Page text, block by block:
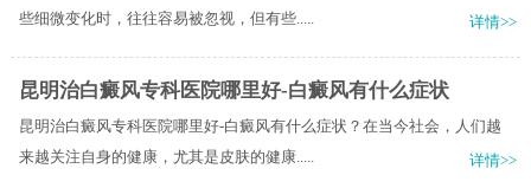
些细微变化时，往往容易被忽视，但有些.....
详情>>
昆明治白癜风专科医院哪里好-白癜风有什么症状
昆明治白癜风专科医院哪里好-白癜风有什么症状？在当今社会，人们越
来越关注自身的健康，尤其是皮肤的健康.....
详情>>